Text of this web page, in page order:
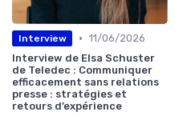
Interview • 11/06/2026
Interview de Elsa Schuster
de Teledec : Communiquer
efficacement sans relations
presse : stratégies et
retours d’expérience